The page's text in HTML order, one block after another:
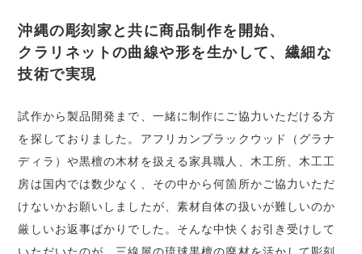
沖縄の彫刻家と共に商品制作を開始、
クラリネットの曲線や形を生かして、繊細な
技術で実現
試作から製品開発まで、一緒に制作にご協力いただける方
を探しておりました。アフリカンブラックウッド（グラナ
ディラ）や黒檀の木材を扱える家具職人、木工所、木工工
房は国内では数少なく、その中から何箇所かご協力いただ
けないかお願いしましたが、素材自体の扱いが難しいのか
厳しいお返事ばかりでした。そんな中快くお引き受けして